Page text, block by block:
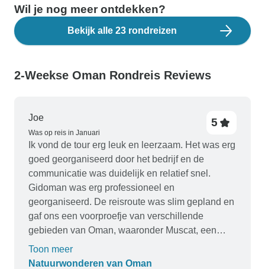
Wil je nog meer ontdekken?
Bekijk alle 23 rondreizen
2-Weekse Oman Rondreis Reviews
Joe
Was op reis in Januari
5
Ik vond de tour erg leuk en leerzaam. Het was erg
goed georganiseerd door het bedrijf en de
communicatie was duidelijk en relatief snel.
Gidoman was erg professioneel en
georganiseerd. De reisroute was slim gepland en
gaf ons een voorproefje van verschillende
gebieden van Oman, waaronder Muscat, een
verbazingwekkende kustlijn naar Salalah,
adembenemende uitzichten vanaf bergketens en
Toon meer
Natuurwonderen van Oman